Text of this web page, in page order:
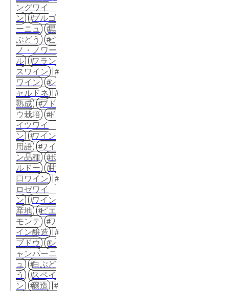
ングワイ
ン
ブルゴ
ーニュ
黒
ぶどう
ピ
ノ・ノワー
ル
フラン
スワイン
ワイン
シ
ャルドネ
熟成
ブド
ウ栽培
ド
イツワイ
ン
ワイン
用語
ワイ
ン品種
ボ
ルドー
甘
口ワイン
ロゼワイ
ン
ワイン
産地
ピエ
モンテ
ワ
イン醸造
ブドウ
シ
ャンパーニ
ュ
白ぶど
う
スペイ
ン
醸造